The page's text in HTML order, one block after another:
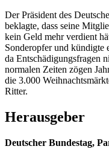
Der Präsident des
beklagte, dass seine
kein Geld mehr verdient
Sonderopfer und kündigte
da Entschädigungsfragen
normalen Zeiten zögen
die 3.000
Ritter.
Herausgeber
Deutscher Bundestag,